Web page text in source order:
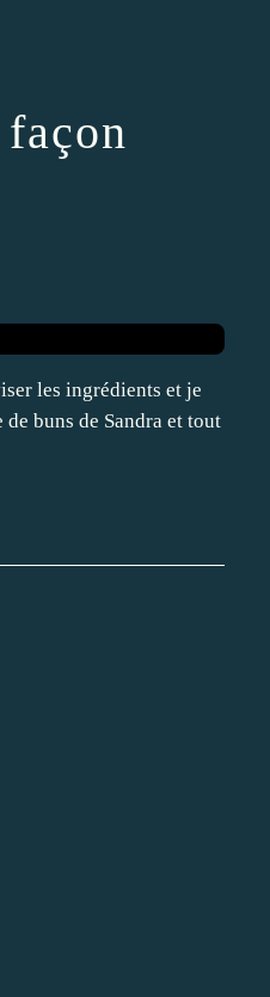
les ingrédients et je
buns de Sandra et tout